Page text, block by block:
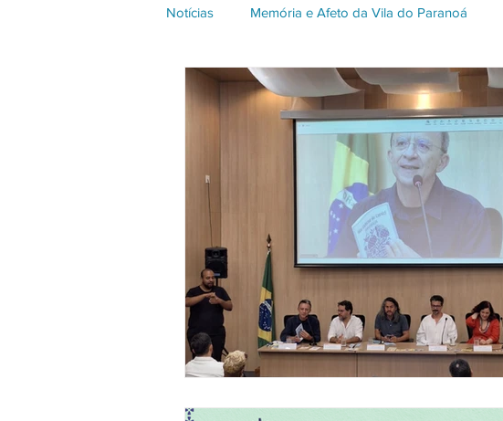
Notícias Memória e Afeto da Vila do Paranoá
Edição 2023 Edição 2018 Galeria 2018
Inventário Festa do Morango Cozinha Viva